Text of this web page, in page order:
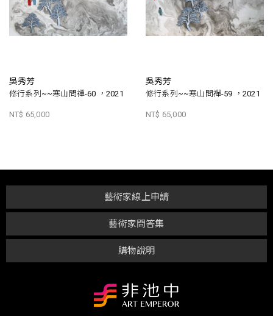
吳秀芳
修行系列~~寒山問禪-60 ，2021
NT$ 65,000
吳秀芳
修行系列~~寒山問禪-59 ，2021
NT$ 65,000
購物說明
藝術家問答集
藝術家線上申請